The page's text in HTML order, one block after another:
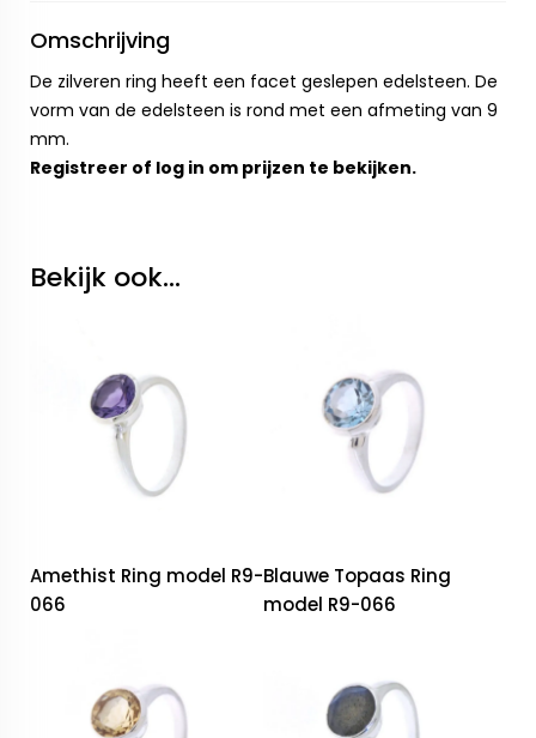
Omschrijving
De zilveren ring heeft een facet geslepen edelsteen. De
vorm van de edelsteen is rond met een afmeting van 9
mm.
Registreer of log in om prijzen te bekijken.
Bekijk ook...
Amethist Ring model R9-
066
Blauwe Topaas Ring
model R9-066